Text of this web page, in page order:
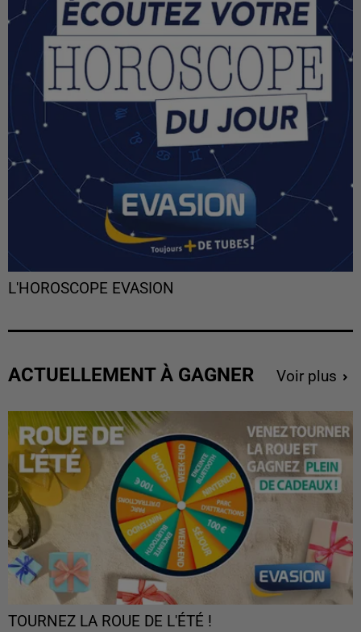
L'HOROSCOPE EVASION
ACTUELLEMENT À GAGNER Voir plus
TOURNEZ LA ROUE DE L'ÉTÉ !